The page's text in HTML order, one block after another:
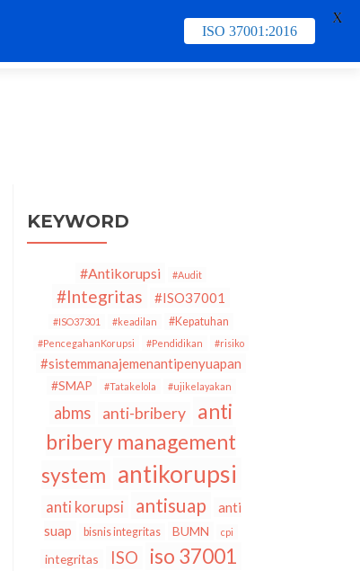
Training & Schedule
KEYWORD
#Antikorupsi #Audit
#Integritas #ISO37001
#ISO37301 #keadilan #Kepatuhan
#PencegahanKorupsi #Pendidikan #risiko
#sistemmanajemenantipenyuapan
#SMAP #Tatakelola #ujikelayakan
abms anti-bribery
anti
bribery management
system antikorupsi
anti korupsi antisuap
anti
suap
bisnis integritas BUMN cpi
integritas ISO iso 37001
ISO 37001:2016
X